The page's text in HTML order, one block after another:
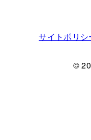
サイトポリシ
©